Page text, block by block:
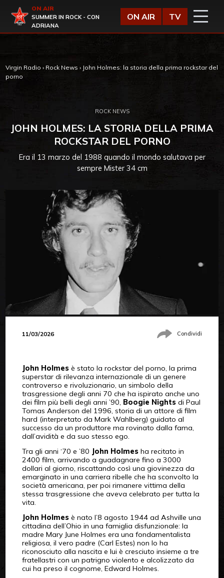
Virgin Radio
ON AIR
SUMMER IN ROCK - CON
ADRIANA
ON AIR TV
Virgin Radio › Rock News › John Holmes: la storia della prima rockstar del
porno
ROCK NEWS
JOHN HOLMES: LA STORIA DELLA PRIMA
ROCKSTAR DEL PORNO
Era il 13 marzo del 1988 quando il mondo salutava per
sempre Mister 34 cm
11/03/2026 Condividi
John Holmesè stato la rockstar del porno, la prima
superstar di rilevanza internazionale di un genere
controverso e rivoluzionario, un simbolo della
trasgressione degli anni 70 che ha ispirato anche uno
dei film più belli degli anni ’90, Boogie Nightsdi Paul
Tomas Anderson del 1996, storia di un attore di film
hard (interpretato da Mark Wahlberg) guidato al
successo da un produttore ma rovinato dalla fama,
dall’avidità e da suo stesso ego.
Tra gli anni ‘70 e ’80 John Holmesha recitato in
2400 film, arrivando a guadagnare fino a 3000
dollari al giorno, riscattando così una giovinezza da
emarginato in una carriera ribelle che ha sconvolto la
società americana, per poi rimanere vittima della
stessa trasgressione che aveva celebrato per tutta la
vita.
John Holmesè nato l’8 agosto 1944 ad Ashville una
cittadina dell’Ohio in una famiglia disfunzionale: la
madre Mary June Holmes era una fondamentalista
religiosa, il vero padre (Carl Estes) non lo ha
riconosciuto alla nascita e lui è cresciuto insieme a tre
fratellastri con un patrigno violento e alcolizzato da
cui ha preso il cognome, Edward Holmes.